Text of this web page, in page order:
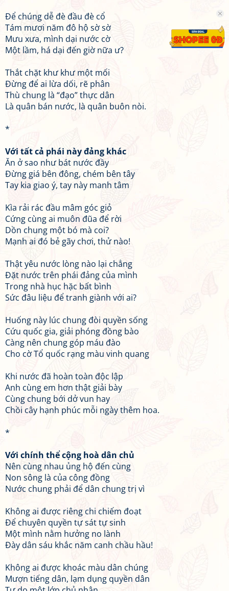
Để chúng dễ đè đầu đè cổ
Tám mươi năm đô hộ sờ sờ
Mưu xưa, mình dại nước cờ
Một lầm, há dại đến giờ nữa ư?
Thắt chặt khư khư một mối
Đừng để ai lừa dối, rẽ phân
Thù chung là “đạo” thực dân
Là quân bán nước, là quân buôn nòi.
*
Với tất cả phái này đảng khác
Ăn ở sao như bát nước đầy
Đừng giá bên đông, chém bên tây
Tay kia giao ý, tay này manh tâm
Kìa rải rác đầu mâm góc giỏ
Cứng cùng ai muôn đũa để rời
Dồn chung một bó mà coi?
Mạnh ai đó bẻ gãy chơi, thử nào!
Thật yêu nước lòng nào lại chẳng
Đặt nước trên phái đảng của mình
Trong nhà hục hặc bất bình
Sức đâu liệu để tranh giành với ai?
Huống này lúc chung đòi quyền sống
Cứu quốc gia, giải phóng đồng bào
Càng nên chung góp máu đào
Cho cờ Tổ quốc rạng màu vinh quang
Khi nước đã hoàn toàn độc lập
Anh cùng em hơn thật giải bày
Cùng chung bới dở vun hay
Chồi cây hạnh phúc mỗi ngày thêm hoa.
*
Với chính thể cộng hoà dân chủ
Nên cùng nhau ủng hộ đến cùng
Non sông là của công đồng
Nước chung phải để dân chung trị vì
Không ai được riêng chi chiếm đoạt
Để chuyên quyền tự sát tự sinh
Một mình nằm hưởng no lành
Đày dân sáu khắc năm canh chầu hầu!
Không ai được khoác màu dân chúng
Mượn tiếng dân, lạm dụng quyền dân